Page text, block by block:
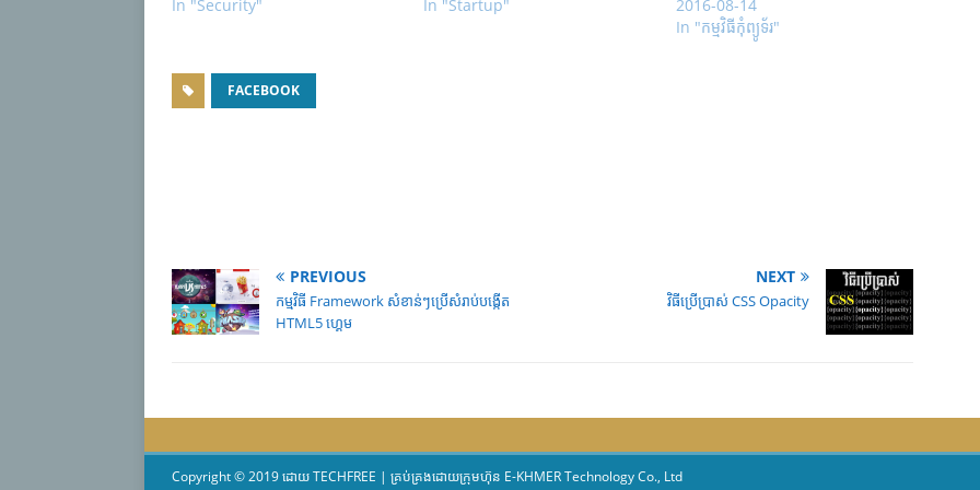
In "Security"
In "Startup"
2016-08-14
In "កម្មវិធីកុំព្យូទ័រ"
FACEBOOK
PREVIOUS
កម្មវិធី Framework សំខាន់ៗប្រើសំរាប់បង្កើត
HTML5 ហ្គេម
NEXT
វិធីប្រើប្រាស់ CSS Opacity
Copyright © 2019 ដោយ TECHFREE | គ្រប់គ្រងដោយក្រុមហ៊ុន E-KHMER Technology Co., Ltd